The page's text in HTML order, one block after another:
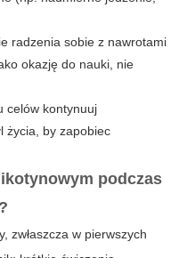
radzenia sobie z nawrotami
okazję do nauki, nie
celów kontynuuj
życia, by zapobiec
podczas
?
zwłaszcza w pierwszych